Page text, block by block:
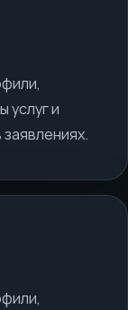
услуг и